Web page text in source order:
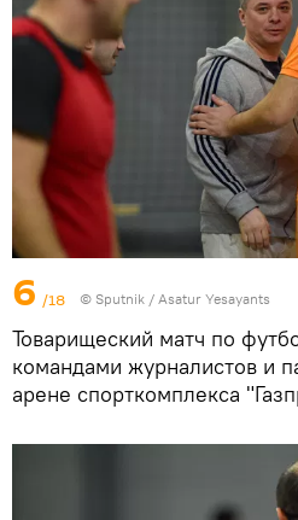
6 /18 © Sputnik / Asatur Yesayants
Товарищеский матч по
командами журналистов и
арене спорткомплекса